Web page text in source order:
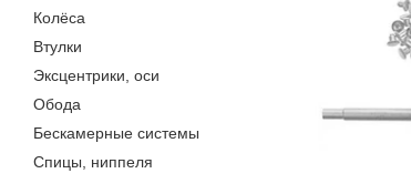
Колёса
Втулки
Эксцентрики, оси
Обода
Бескамерные системы
Спицы, ниппеля